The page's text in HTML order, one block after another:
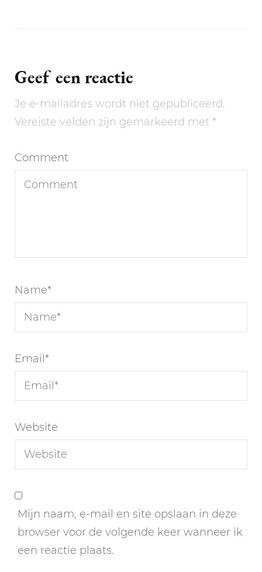
Geef een reactie
Je e-mailadres wordt niet gepubliceerd.
Vereiste velden zijn gemarkeerd met *
Comment
Name*
Email *
Website
Mijn naam, e-mail en site opslaan in deze
browser voor de volgende keer wanneer ik
een reactie plaats.